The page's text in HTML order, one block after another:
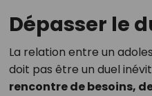
Dépasser le
La relation entre un
doit pas être un duel
rencontre de besoins,